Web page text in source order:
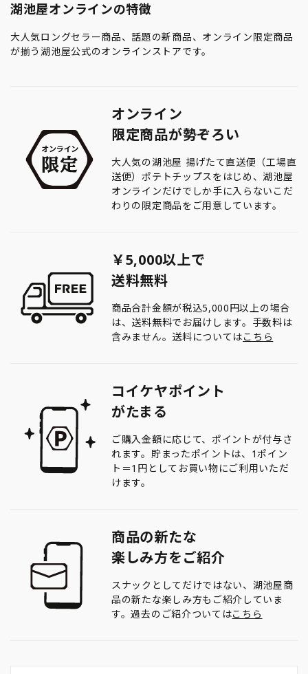
湖池屋オンラインの特徴
大人気ロングセラー商品、話題の新商品、オンライン限定商品
が揃う湖池屋公式のオンラインストアです。
オンライン
限定商品が勢ぞろい
大人気の湖池屋 揚げたて直送便（工場直
送便）ポテトチップスをはじめ、湖池屋
オンラインだけでしか手に入らないこだ
わりの限定商品をご用意しています。
￥5,000以上で
送料無料
商品合計金額が税込5,000円以上の場合
は、送料無料でお届けします。手数料は
含みません。送料についてはこちら
コイケヤポイント
がたまる
ご購入金額に応じて、ポイントが付与さ
れます。貯まったポイントは、1ポイン
ト＝1円としてお買い物にご利用いただ
けます。
商品の新たな
楽しみ方をご紹介
スナックとしてだけではない、湖池屋商
品の新たな楽しみ方もご紹介していま
す。過去のご紹介ついてはこちら